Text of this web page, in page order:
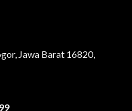
Jawa Barat 16820,